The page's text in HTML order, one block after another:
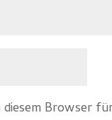
Browser